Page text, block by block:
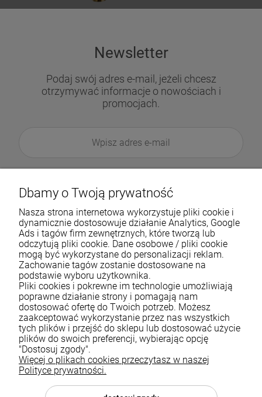
Newsletter
Podaj swój adres e-mail, jeżeli chcesz
otrzymywać informacje o nowościach i
promocjach.
Pomoc
Moje konto
Płatności i dostawa
Informacje
Dbamy o Twoją prywatność
Nasza strona internetowa wykorzystuje pliki cookie i
dynamicznie dostosowuje działanie Analytics, Google
Ads i tagów firm zewnętrznych, które tworzą lub
odczytują pliki cookie. Dane osobowe / pliki cookie
mogą być wykorzystane do personalizacji reklam.
Zachowanie tagów zostanie dostosowane na
podstawie wyboru użytkownika.
Pliki cookies i pokrewne im technologie umożliwiają
poprawne działanie strony i pomagają nam
dostosować ofertę do Twoich potrzeb. Możesz
zaakceptować wykorzystanie przez nas wszystkich
tych plików i przejść do sklepu lub dostosować użycie
plików do swoich preferencji, wybierając opcję
"Dostosuj zgody".
Więcej o plikach cookies przeczytasz w naszej
Polityce prywatności.